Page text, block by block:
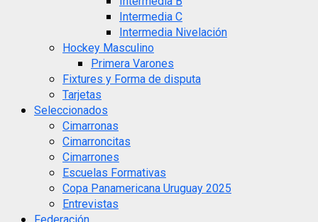
Intermedia C
Intermedia Nivelación
Hockey Masculino
Primera Varones
Fixtures y Forma de disputa
Tarjetas
Seleccionados
Cimarronas
Cimarroncitas
Cimarrones
Escuelas Formativas
Copa Panamericana Uruguay 2025
Entrevistas